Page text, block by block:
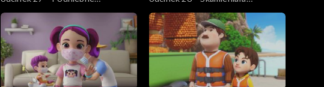
zamieszanie
niespodzianka